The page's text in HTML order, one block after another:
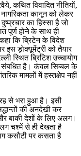
कथित विवादित नीतियों,
कानून को लेकर
का हिस्सा है जो
पूर्ण होने के साथ ही
कि ब्रिटेन के विदेश
इस ड़ोक्यूमेंट्री को तैयार
स्थित ब्रिटिश उच्चायोग
संबधित है। कंवल सिब्बल के
मामलों में हस्तक्षेप नहीं
से भरा हुआ है। इसी
की अनदेखी कर
बाकी देशों के लिए अलग।
चश्में से ही देखता है
कसौटी पर कसता है